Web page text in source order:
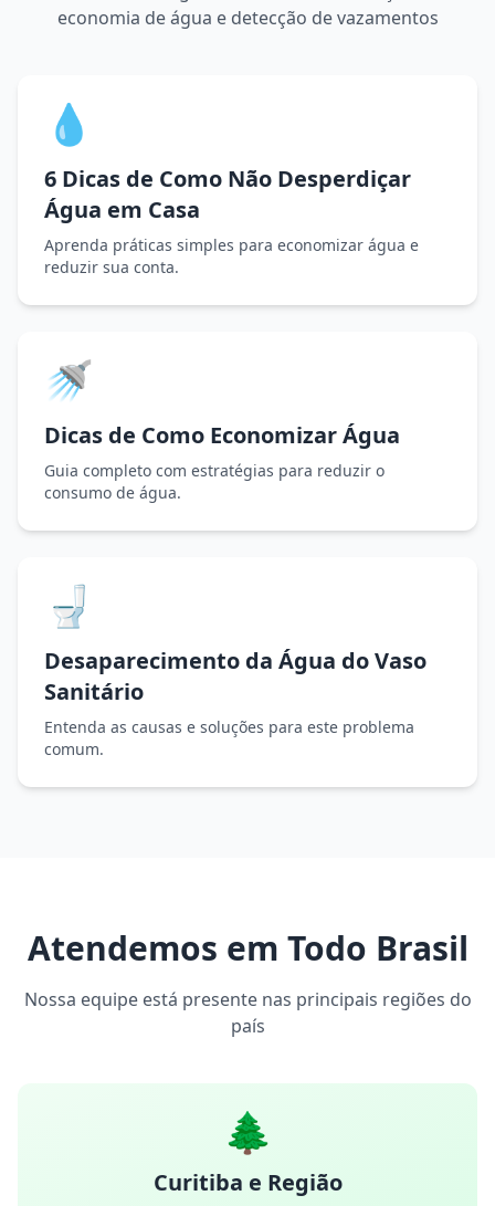
economia de água e detecção de vazamentos
💧
6 Dicas de Como Não Desperdiçar
Água em Casa
Aprenda práticas simples para economizar água e
reduzir sua conta.
🚿
Dicas de Como Economizar Água
Guia completo com estratégias para reduzir o
consumo de água.
🚽
Desaparecimento da Água do Vaso
Sanitário
Entenda as causas e soluções para este problema
comum.
Atendemos em Todo Brasil
Nossa equipe está presente nas principais regiões do
país
🌲
Curitiba e Região